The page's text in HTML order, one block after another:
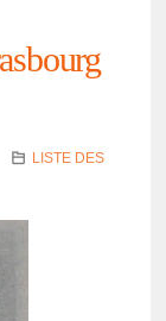
LISTE DES